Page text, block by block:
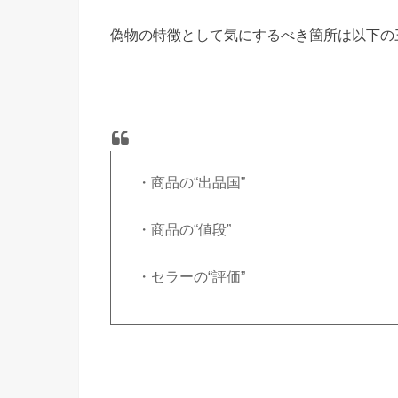
偽物の特徴として気にするべき箇所は以下の
・商品の“出品国”
・商品の“値段”
・セラーの“評価”